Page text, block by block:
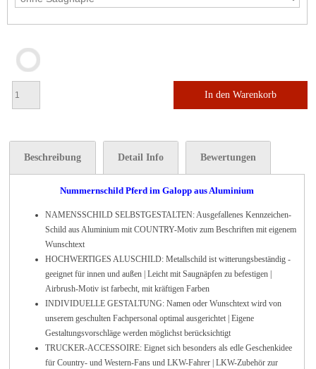
In den Warenkorb
Beschreibung Detail Info Bewertungen
Nummernschild Pferd im Galopp aus Aluminium
NAMENSSCHILD SELBSTGESTALTEN: Ausgefallenes Kennzeichen-
Schild aus Aluminium mit COUNTRY-Motiv zum Beschriften mit eigenem
Wunschtext
HOCHWERTIGES ALUSCHILD: Metallschild ist witterungsbeständig -
geeignet für innen und außen | Leicht mit Saugnäpfen zu befestigen |
Airbrush-Motiv ist farbecht, mit kräftigen Farben
INDIVIDUELLE GESTALTUNG: Namen oder Wunschtext wird von
unserem geschulten Fachpersonal optimal ausgerichtet | Eigene
Gestaltungsvorschläge werden möglichst berücksichtigt
TRUCKER-ACCESSOIRE: Eignet sich besonders als edle Geschenkidee
für Country- und Western-Fans und LKW-Fahrer | LKW-Zubehör zur